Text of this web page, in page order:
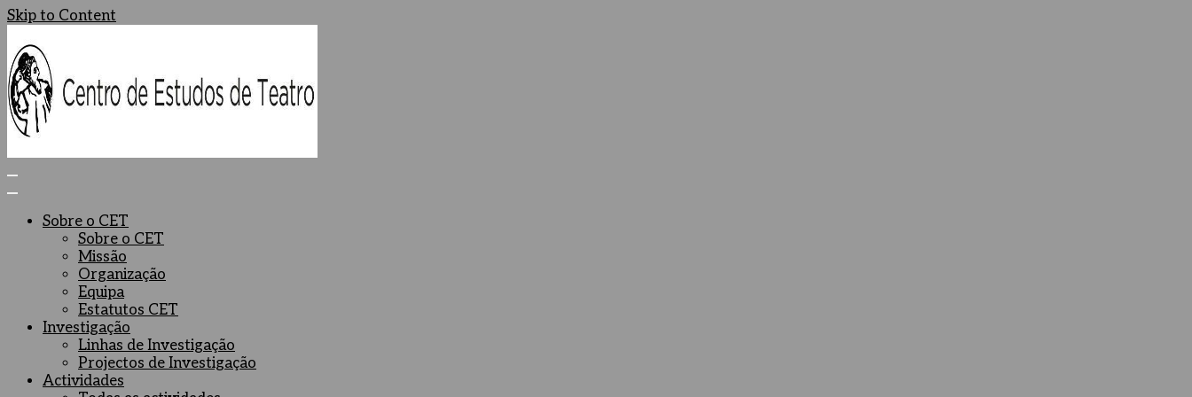
Skip to Content
Sobre o CET
Sobre o CET
Missão
Organização
Equipa
Estatutos CET
Investigação
Linhas de Investigação
Projectos de Investigação
Actividades